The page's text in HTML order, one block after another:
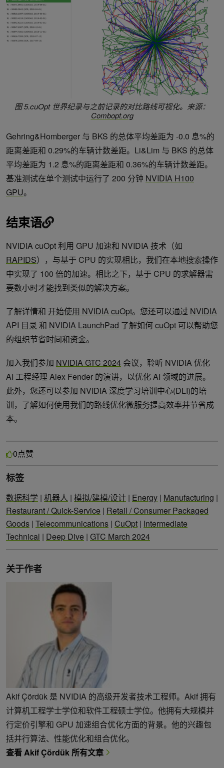
图 5.cuOpt 世界纪录与之前记录的对比路线可视化。来源：
Combopt.org
Gehring&Homberger 与 BKS 的总体平均差距为 -0.0 息%的
距离差距和 0.29%的车辆计数差距。Li&Lim 与 BKS 的总体
平均差距为 1.2 息%的距离差距和 0.36%的车辆计数差距。
基准测试在单个测试中运行了 200 分钟 NVIDIA H100
GPU。
结束语
NVIDIA cuOpt 利用 GPU 加速和 NVIDIA 技术（如
RAPIDS），与基于 CPU 的实现相比，我们在本地搜索操作
中实现了 100 倍的加速。相比之下，基于 CPU 的求解器需
要数小时才能找到类似的解决方案。
了解详情和 开始使用 NVIDIA cuOpt。您还可以通过 NVIDIA
API 目录 和 NVIDIA LaunchPad 了解如何cuOpt 可以帮助您
的组织节省时间和资金。
加入我们参加 NVIDIA GTC 2024 会议，聆听 NVIDIA 优化
AI 工程经理 Alex Fender 的演讲，以优化 AI 领域的进展。
此外，您还可以参加 NVIDIA 深度学习培训中心(DLI)的培
训，了解如何使用我们的路线优化微服务提高效率并节省成
本。
0点赞
标签
数据科学 | 机器人 | 模拟/建模/设计 | Energy | Manufacturing |
Restaurant / Quick-Service | Retail / Consumer Packaged
Goods | Telecommunications | CuOpt | Intermediate
Technical | Deep Dive | GTC March 2024
关于作者
Akif Çördük 是 NVIDIA 的高级开发者技术工程师。Akif 拥有
计算机工程学士学位和软件工程硕士学位。他拥有大规模并
行定价引擎和 GPU 加速组合优化方面的背景。他的兴趣包
括并行算法、性能优化和组合优化。
查看 Akif Çördük 所有文章